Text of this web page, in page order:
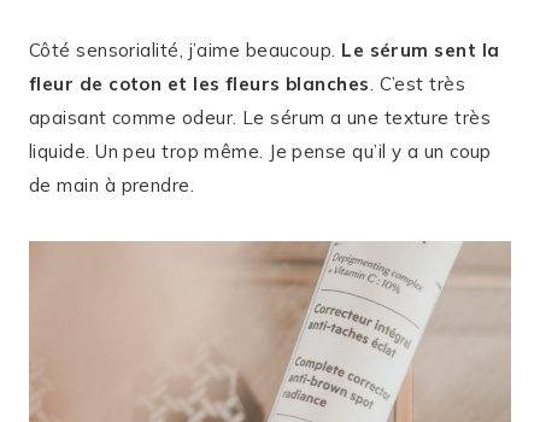
Côté sensorialité, j’aime beaucoup. Le sérum sent la
fleur de coton et les fleurs blanches. C’est très
apaisant comme odeur. Le sérum a une texture très
liquide. Un peu trop même. Je pense qu’il y a un coup
de main à prendre.